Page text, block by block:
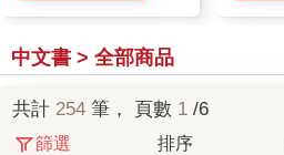
中文書 > 全部商品
共計 254 筆， 頁數 1 /6
篩選 排序